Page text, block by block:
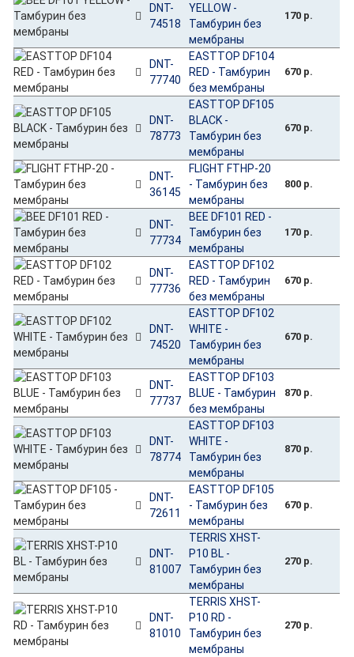
DNT-
74518
YELLOW -
Тамбурин без
мембраны
170 р.
DNT-
77740
EASTTOP DF104
RED - Тамбурин
без мембраны
670 р.
DNT-
78773
EASTTOP DF105
BLACK -
Тамбурин без
мембраны
670 р.
DNT-
36145
FLIGHT FTHP-20
- Тамбурин без
мембраны
800 р.
DNT-
77734
BEE DF101 RED -
Тамбурин без
мембраны
170 р.
DNT-
77736
EASTTOP DF102
RED - Тамбурин
без мембраны
670 р.
DNT-
74520
EASTTOP DF102
WHITE -
Тамбурин без
мембраны
670 р.
DNT-
77737
EASTTOP DF103
BLUE - Тамбурин
без мембраны
870 р.
DNT-
78774
EASTTOP DF103
WHITE -
Тамбурин без
мембраны
870 р.
DNT-
72611
EASTTOP DF105
- Тамбурин без
мембраны
670 р.
DNT-
81007
TERRIS XHST-
P10 BL -
Тамбурин без
мембраны
270 р.
DNT-
81010
TERRIS XHST-
P10 RD -
Тамбурин без
мембраны
270 р.